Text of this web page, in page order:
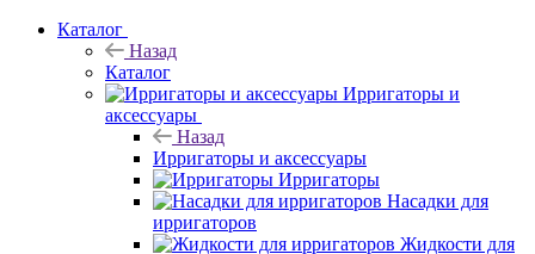
Каталог
Назад
Каталог
Ирригаторы и
аксессуары
Назад
Ирригаторы и аксессуары
Ирригаторы
Насадки для
ирригаторов
Жидкости для